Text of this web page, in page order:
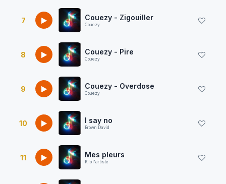
7 Couezy - Zigouiller
Couezy
8 Couezy - Pire
Couezy
9 Couezy - Overdose
Couezy
10 I say no
Brown David
11 Mes pleurs
Kilo l'artiste